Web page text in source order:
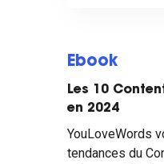
Ebook
Les 10
en 2024
YouLoveWords
tendances du